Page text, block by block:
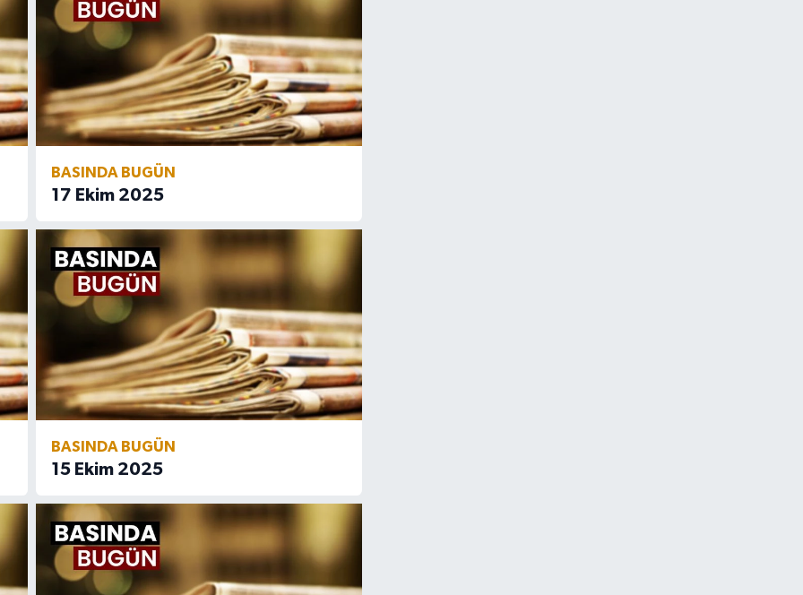
BASINDA BUGÜN
17 Ekim 2025
BASINDA BUGÜN
15 Ekim 2025